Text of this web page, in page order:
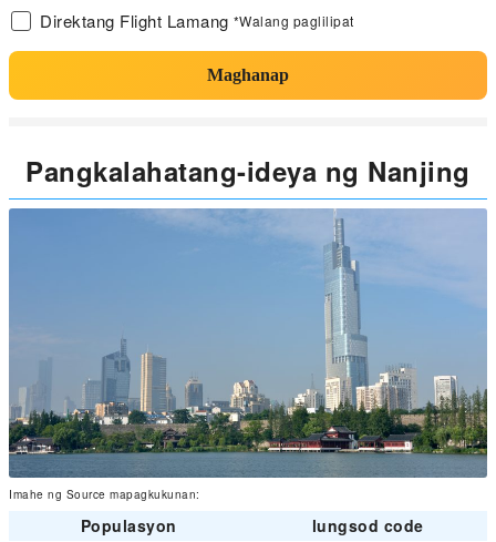
Direktang Flight Lamang *Walang paglilipat
Maghanap
Pangkalahatang-ideya ng Nanjing
Imahe ng Source mapagkukunan:
Populasyon
lungsod code